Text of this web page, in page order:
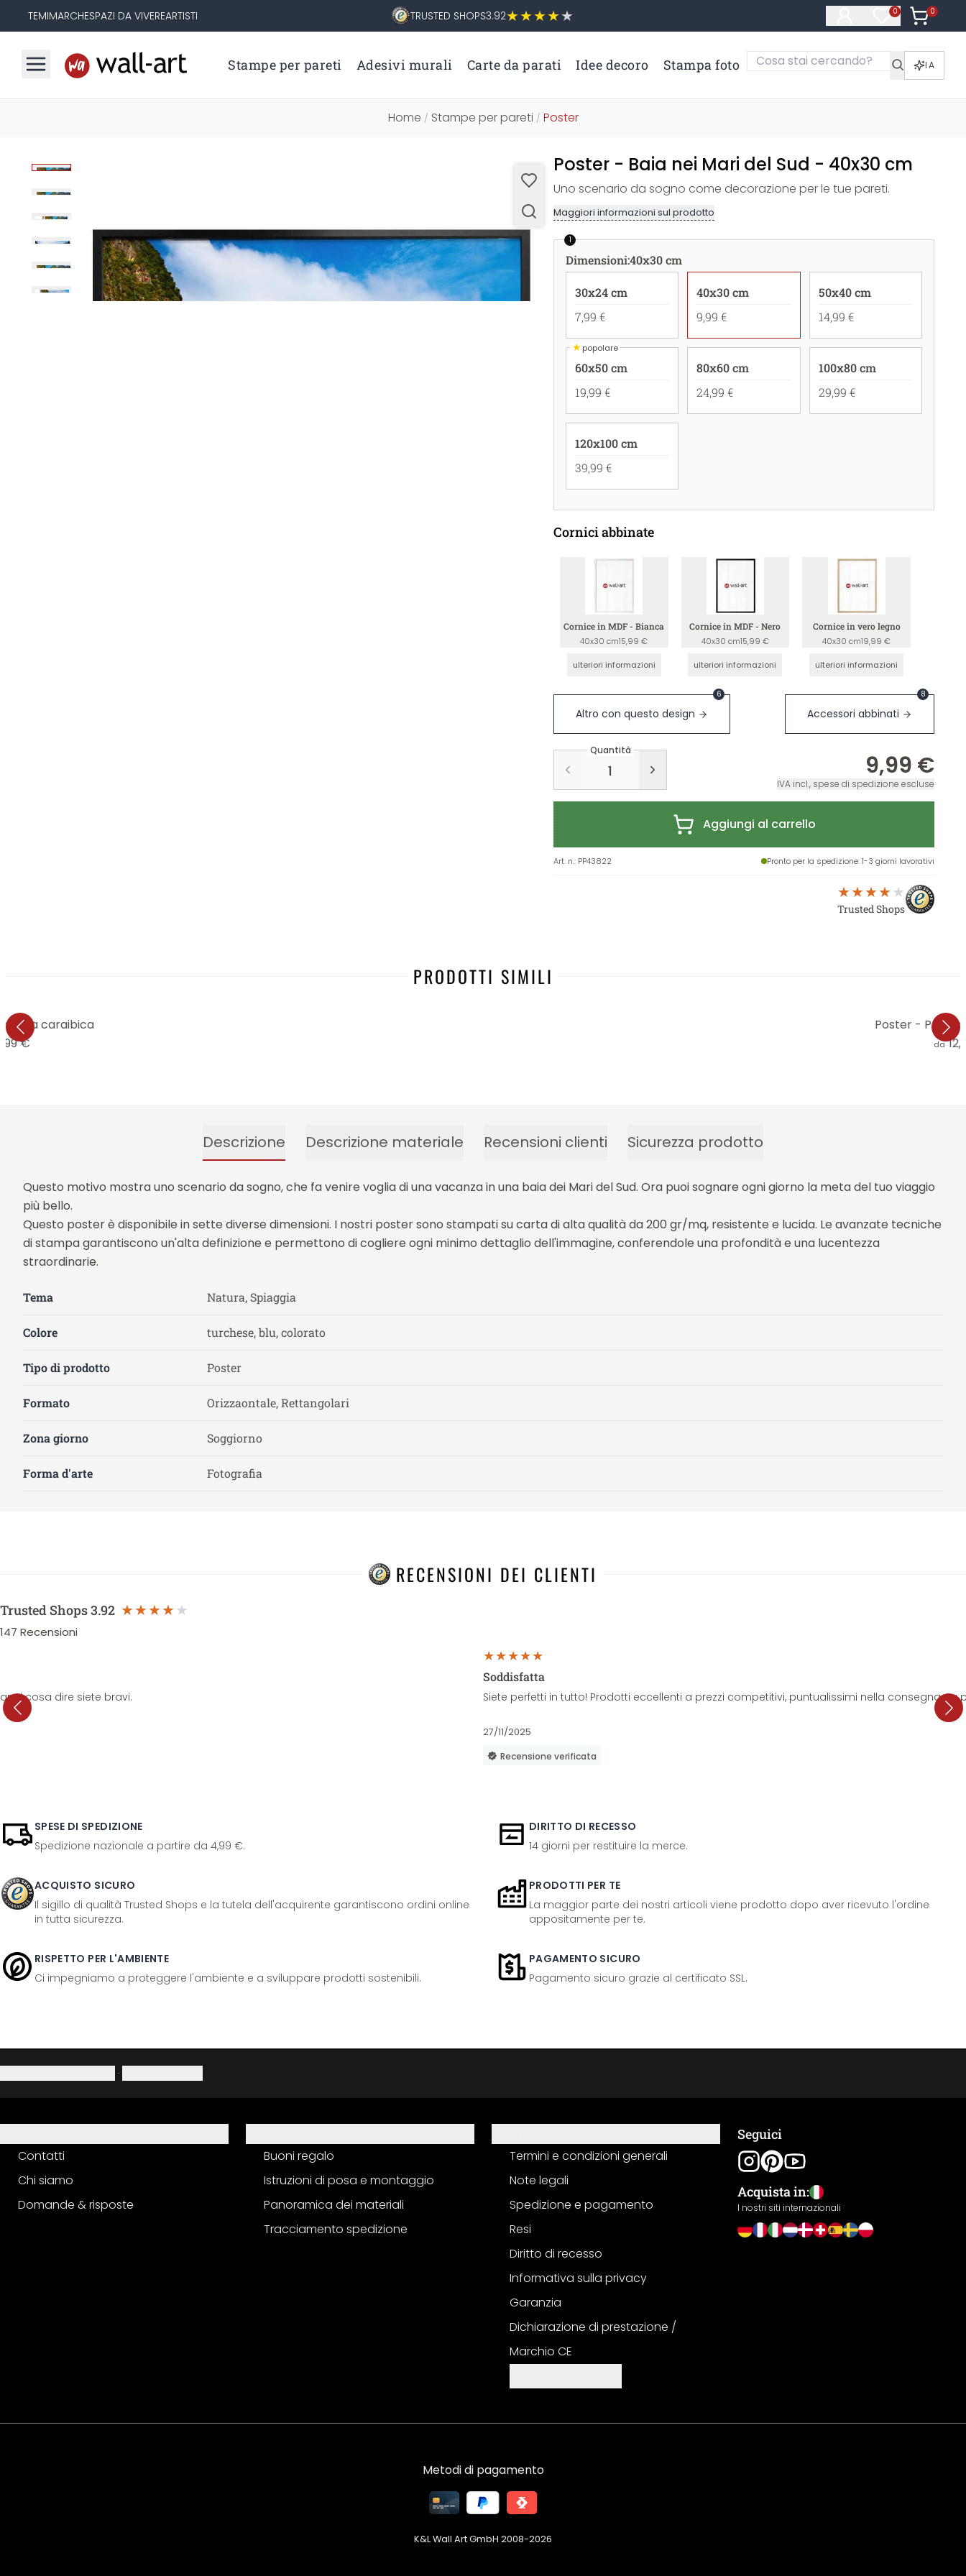
TEMIMARCHESPAZI DA VIVEREARTISTI TRUSTED SHOPS3.92 0
Articoli nella
0
Articoli
Stampe per pareti Adesivi murali Carte da parati Idee decoro Stampa foto IA
Home / Stampe per pareti / Poster
Poster - Baia nei Mari del Sud - 40x30 cm
Uno scenario da sogno come decorazione per le tue pareti.
Maggiori informazioni sul prodotto
1
Dimensioni:40x30 cm
30x24 cm
7,99 €
40x30 cm
9,99 €
50x40 cm
14,99 €
★popolare
60x50 cm
19,99 €
80x60 cm
24,99 €
100x80 cm
29,99 €
120x100 cm
39,99 €
Cornici abbinate
Cornice in MDF - Bianca
40x30 cm15,99 €
ulteriori informazioni
Cornice in MDF - Nero
40x30 cm15,99 €
ulteriori informazioni
Cornice in vero legno
40x30 cm19,99 €
ulteriori informazioni
Altro con questo design
6
Accessori abbinati
8
Quantità
9,99 €
IVA incl., spese di spedizione escluse
Aggiungi al carrello
Art. n.: PP43822 Pronto per la spedizione: 1-3 giorni lavorativi
Trusted Shops
PRODOTTI SIMILI
vela caraibica
€
Poster -
da
Descrizione Descrizione materiale Recensioni clienti Sicurezza prodotto
Questo motivo mostra uno scenario da sogno, che fa venire voglia di una vacanza in una baia dei Mari del Sud. Ora puoi sognare ogni giorno la meta del tuo viaggio
più bello.
Questo poster è disponibile in sette diverse dimensioni. I nostri poster sono stampati su carta di alta qualità da 200 gr/mq, resistente e lucida. Le avanzate tecniche
di stampa garantiscono un'alta definizione e permettono di cogliere ogni minimo dettaglio dell'immagine, conferendole una profondità e una lucentezza
straordinarie.
Tema Natura, Spiaggia
Colore turchese, blu, colorato
Tipo di prodotto Poster
Formato Orizzaontale, Rettangolari
Zona giorno Soggiorno
Forma d'arte Fotografia
RECENSIONI DEI CLIENTI
Trusted Shops3.92
147 Recensioni
cosa dire siete bravi.
Soddisfatta
Siete perfetti in tutto! Prodotti eccellenti a prezzi competitivi, puntualissimi nella consegna. La
27/11/2025
Recensione verificata
SPESE DI SPEDIZIONE
Spedizione nazionale a partire da 4,99 €.
DIRITTO DI RECESSO
14 giorni per restituire la merce.
ACQUISTO SICURO
Il sigillo di qualità Trusted Shops e la tutela dell'acquirente garantiscono ordini online
in tutta sicurezza.
PRODOTTI PER TE
La maggior parte dei nostri articoli viene prodotto dopo aver ricevuto l'ordine
appositamente per te.
RISPETTO PER L'AMBIENTE
Ci impegniamo a proteggere l'ambiente e a sviluppare prodotti sostenibili.
PAGAMENTO SICURO
Pagamento sicuro grazie al certificato SSL.
·
Contatti
Chi siamo
Domande & risposte
Buoni regalo
Istruzioni di posa e montaggio
Panoramica dei materiali
Tracciamento spedizione
Termini e condizioni generali
Note legali
Spedizione e pagamento
Resi
Diritto di recesso
Informativa sulla privacy
Garanzia
Dichiarazione di prestazione /
Marchio CE
Seguici
Acquista in:
I nostri siti internazionali
Metodi di pagamento
K&L Wall Art GmbH 2008-2026